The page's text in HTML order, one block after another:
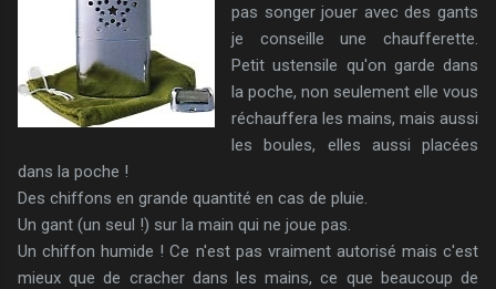
pas songer jouer avec des gants
je conseille une chaufferette.
Petit ustensile qu'on garde dans
la poche, non seulement elle vous
réchauffera les mains, mais aussi
les boules, elles aussi placées
dans la poche !
Des chiffons en grande quantité en cas de pluie.
Un gant (un seul !) sur la main qui ne joue pas.
Un chiffon humide ! Ce n'est pas vraiment autorisé mais c'est
mieux que de cracher dans les mains, ce que beaucoup de